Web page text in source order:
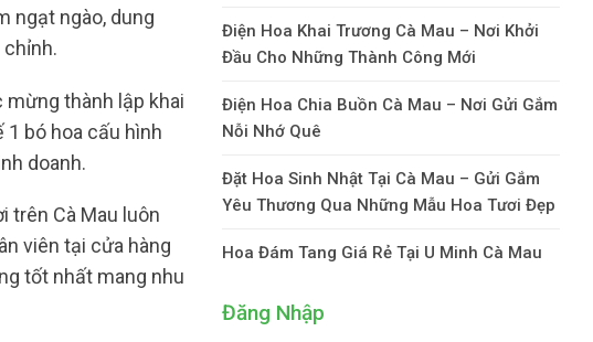
ngạt ngào, dung
thành lập khai
bó hoa cấu hình
doanh.
trên Cà Mau luôn
viên tại cửa hàng
tốt nhất mang nhu
Điện Hoa Khai Trương Cà Mau – Nơi Khởi
Đầu Cho Những Thành Công Mới
Điện Hoa Chia Buồn Cà Mau – Nơi Gửi Gắm
Nỗi Nhớ Quê
Đặt Hoa Sinh Nhật Tại Cà Mau – Gửi Gắm
Yêu Thương Qua Những Mẫu Hoa Tươi Đẹp
Hoa Đám Tang Giá Rẻ Tại U Minh Cà Mau
Đăng Nhập